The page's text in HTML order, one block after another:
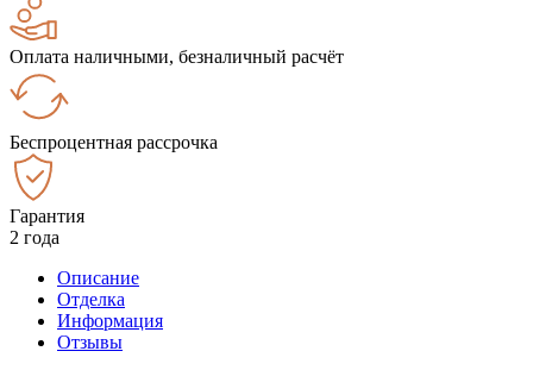
Оплата наличными, безналичный расчёт
Беспроцентная рассрочка
Гарантия
2 года
Описание
Отделка
Информация
Отзывы